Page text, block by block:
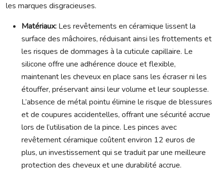
les marques disgracieuses.
Matériaux: Les revêtements en céramique lissent la
surface des mâchoires, réduisant ainsi les frottements et
les risques de dommages à la cuticule capillaire. Le
silicone offre une adhérence douce et flexible,
maintenant les cheveux en place sans les écraser ni les
étouffer, préservant ainsi leur volume et leur souplesse.
L’absence de métal pointu élimine le risque de blessures
et de coupures accidentelles, offrant une sécurité accrue
lors de l’utilisation de la pince. Les pinces avec
revêtement céramique coûtent environ 12 euros de
plus, un investissement qui se traduit par une meilleure
protection des cheveux et une durabilité accrue.